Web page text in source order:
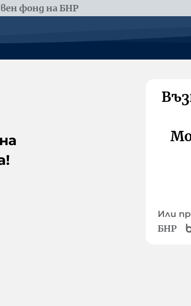
фонд на БНР
Или
БНР